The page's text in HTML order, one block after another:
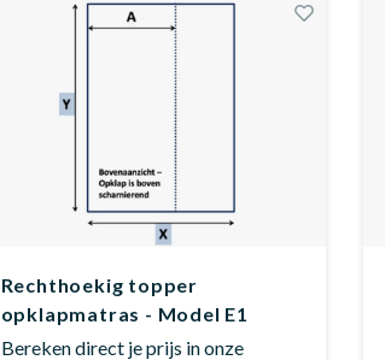
Rechthoekig topper
opklapmatras - Model E1
Bereken direct je prijs in onze